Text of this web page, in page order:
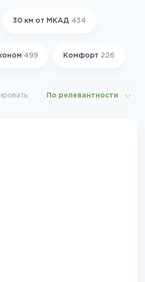
30 км от МКАД 434
499 Комфорт 226
По релевантности